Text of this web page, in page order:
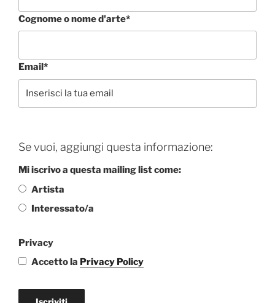
Cognome o nome d'arte*
Email*
Se vuoi, aggiungi questa informazione:
Mi iscrivo a questa mailing list come:
Artista
Interessato/a
Privacy
Accetto la Privacy Policy